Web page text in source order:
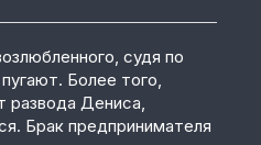
судя по
Более того,
развода Дениса,
Брак предпринимателя